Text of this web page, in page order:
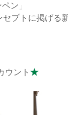
ン」
セプトに掲げる
ウント ★